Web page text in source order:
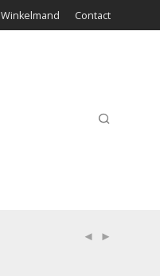
Winkelmand Contact